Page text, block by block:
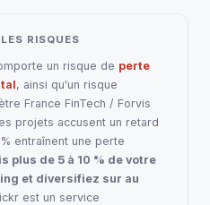
RISQUES
un risque de perte
, ainsi qu'un risque
France FinTech / Forvis
projets accusent un retard
entraînent une perte
plus de 5 à 10 % de votre
et diversifiez sur au
est un service